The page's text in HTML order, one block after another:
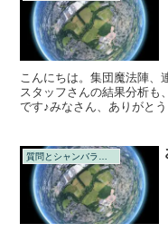
こんにちは。集団魔法陣、
スタッフさんの結果分析も
です♪みなさん、ありがと
ない 魔法陣って何？」昨